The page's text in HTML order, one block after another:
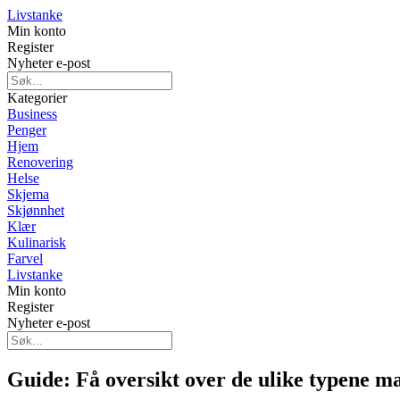
Livstanke
Min konto
Register
Nyheter e-post
Kategorier
Business
Penger
Hjem
Renovering
Helse
Skjema
Skjønnhet
Klær
Kulinarisk
Farvel
Livstanke
Min konto
Register
Nyheter e-post
Guide: Få oversikt over de ulike typene